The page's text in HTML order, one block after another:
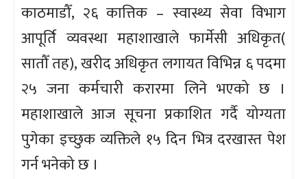
काठमाडौँ, २६ कात्तिक – स्वास्थ्य सेवा विभाग
आपूर्ति व्यवस्था महाशाखाले फार्मेसी अधिकृत(
सातौँ तह), खरीद अधिकृत लगायत विभिन्न ६ पदमा
२५ जना कर्मचारी करारमा लिने भएको छ ।
महाशाखाले आज सूचना प्रकाशित गर्दै योग्यता
पुगेका इच्छुक व्यक्तिले १५ दिन भित्र दरखास्त पेश
गर्न भनेको छ ।